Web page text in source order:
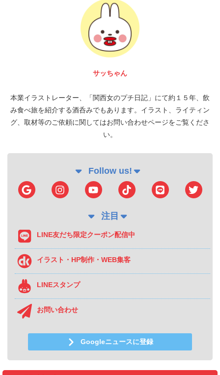
サッちゃん
本業イラストレーター、「関西女のプチ日記」にて約１５年、飲
み食べ旅を紹介する酒呑みでもあります。イラスト、ライティン
グ、取材等のご依頼に関してはお問い合わせページをご覧くださ
い。
Follow us!
注目
LINE友だち限定クーポン配信中
イラスト・HP制作・WEB集客
LINEスタンプ
お問い合わせ
Googleニュースに登録